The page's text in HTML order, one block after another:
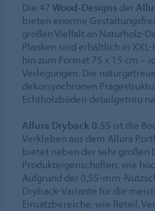
Die 47Wood-Designs der
bieten enorme
großen Vielfalt an Naturholz-
Planken sind erhältlich in
hin zum Format 75 x 15 cm –
Verlegungen. Die
dekorsynchronen
Echtholzböden detailgetreu
Allura Dryback 0.55 ist die
Verkleben aus dem Allura
bietet neben der sehr großen
Produkteigenschaften, wie
Aufgrund der 0,55-mm-
Dryback-Variante für die
Einsatzbereiche, wie Retail,